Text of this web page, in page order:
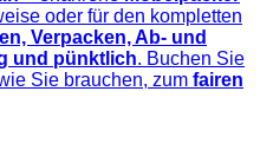
oder für den kompletten
Verpacken, Ab- und
und pünktlich. Buchen Sie
Sie brauchen, zum fairen